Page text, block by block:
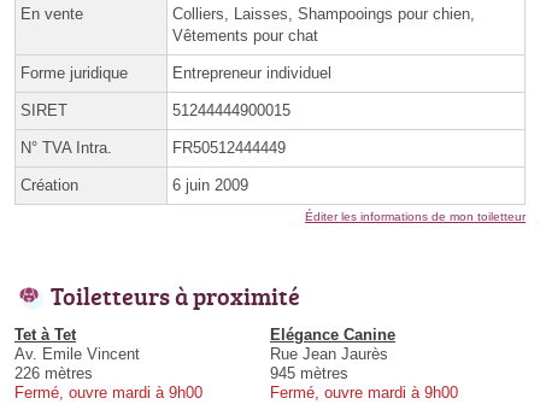
En vente
Colliers, Laisses, Shampooings pour chien,
Vêtements pour chat
Forme juridique Entrepreneur individuel
SIRET 51244444900015
N° TVA Intra. FR50512444449
Création 6 juin 2009
Éditer les informations de mon toiletteur
Toiletteurs à proximité
Tet à Tet
Av. Emile Vincent
226 mètres
Fermé, ouvre mardi à 9h00
Elégance Canine
Rue Jean Jaurès
945 mètres
Fermé, ouvre mardi à 9h00